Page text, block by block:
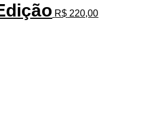
R$ 220,00